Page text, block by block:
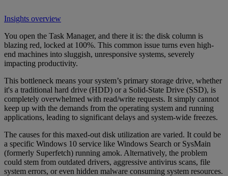
Insights overview
You open the Task Manager, and there it is: the disk column is
blazing red, locked at 100%. This common issue turns even high-
end machines into sluggish, unresponsive systems, severely
impacting productivity.
This bottleneck means your system’s primary storage drive, whether
it's a traditional hard drive (HDD) or a Solid-State Drive (SSD), is
completely overwhelmed with read/write requests. It simply cannot
keep up with the demands from the operating system and running
applications, leading to significant delays and system-wide freezes.
The causes for this maxed-out disk utilization are varied. It could be
a specific Windows 10 service like Windows Search or SysMain
(formerly Superfetch) running amok. Alternatively, the problem
could stem from outdated drivers, aggressive antivirus scans, file
system errors, or even hidden malware consuming system resources.